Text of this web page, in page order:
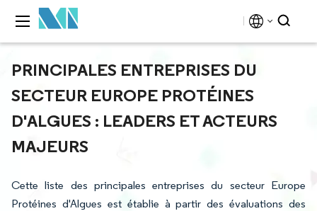
PRINCIPALES ENTREPRISES DU
SECTEUR EUROPE PROTÉINES
D'ALGUES : LEADERS ET ACTEURS
MAJEURS
Cette liste des principales entreprises du secteur Europe
Protéines d'Algues est établie à partir des évaluations des